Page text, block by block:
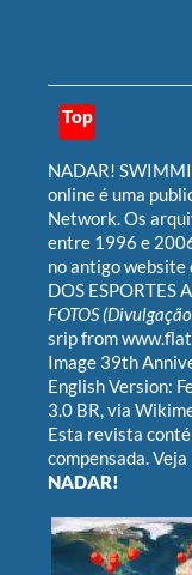
Top
NADAR!
online é uma
Network . Os
entre 1996 e
no antigo website
DOS ESPORTES
FOTOS
sripfrom
Image 39th
English Version:
3.0 BR , via
Esta revista
compensada.
NADAR!